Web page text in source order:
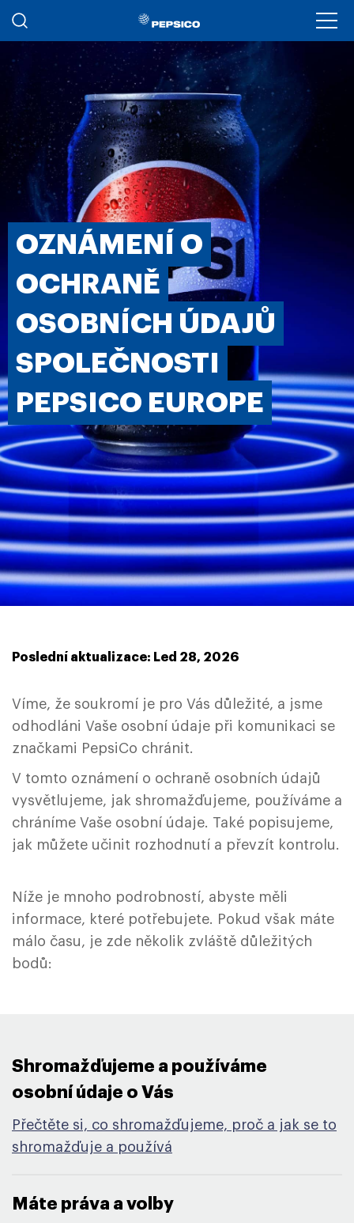
Přejít k hlavnímu obsahu
OZNÁMENÍ O
OCHRANĚ
OSOBNÍCH ÚDAJŮ
SPOLEČNOSTI
PEPSICO EUROPE
Poslední aktualizace: Led 28, 2026
Víme, že soukromí je pro Vás důležité, a jsme
odhodláni Vaše osobní údaje při komunikaci se
značkami PepsiCo chránit.
V tomto oznámení o ochraně osobních údajů
vysvětlujeme, jak shromažďujeme, používáme a
chráníme Vaše osobní údaje. Také popisujeme,
jak můžete učinit rozhodnutí a převzít kontrolu.
Níže je mnoho podrobností, abyste měli
informace, které potřebujete. Pokud však máte
málo času, je zde několik zvláště důležitých
bodů:
Shromažďujeme a používáme
osobní údaje o Vás ​
Přečtěte si, co shromažďujeme, proč a jak se to
shromažďuje a používá
Máte práva a volby​